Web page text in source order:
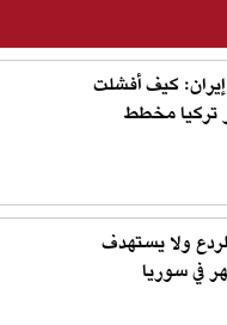
إيران: كيف أفشلت
تركيا مخطط
ولا يستهدف
في سوريا